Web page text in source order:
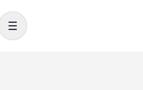
Toggle navigation